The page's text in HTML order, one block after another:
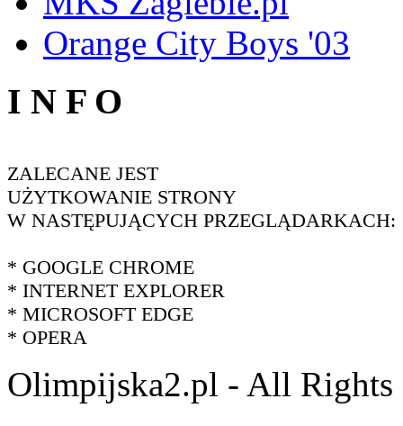
Orange City Boys '03
I N F O
ZALECANE JEST
UŻYTKOWANIE STRONY
W NASTĘPUJĄCYCH PRZEGLĄDARKACH:
* GOOGLE CHROME
* INTERNET EXPLORER
* MICROSOFT EDGE
* OPERA
Olimpijska2.pl - All Rights